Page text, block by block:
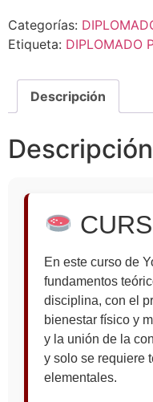
Categorías:
Etiqueta: DIPLOMADO
Descripción
Descripción
En este curso de
fundamentos
disciplina, con el
bienestar físico y
y la unión de la
y solo se requiere
elementales.